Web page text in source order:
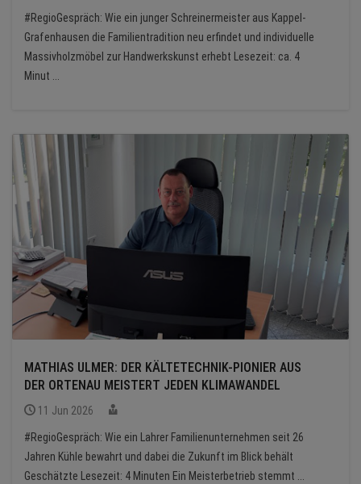
#RegioGespräch: Wie ein junger Schreinermeister aus Kappel-
Grafenhausen die Familientradition neu erfindet und individuelle
Massivholzmöbel zur Handwerkskunst erhebt Lesezeit: ca. 4
Minut ...
MATHIAS ULMER: DER KÄLTETECHNIK-PIONIER AUS
DER ORTENAU MEISTERT JEDEN KLIMAWANDEL
11 Jun 2026
#RegioGespräch: Wie ein Lahrer Familienunternehmen seit 26
Jahren Kühle bewahrt und dabei die Zukunft im Blick behält
Geschätzte Lesezeit: 4 Minuten Ein Meisterbetrieb stemmt ...